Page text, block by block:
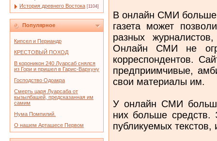
История древнего Востока [1104]
Популярное
Кипсел и Периандр
КРЕСТОВЫЙ ПОХОД
В короникон 240 Луарсаб снялся
из Гори и пришел в Гарис-Вархуну
Господство Одоакра
Смерть царя Луарсаба от
кызылбашей, предсказанная им
самим
Нума Помпилий.
О нашем Арташесе Первом
В онлайн СМИ больше
газета может
разных
Онлайн СМИ не
корреспондентов.
предприимчивые,
свои материалы им.
У онлайн СМИ
них больше средств.
публикуемых текстов,